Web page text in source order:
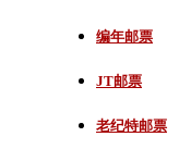
编年邮票
JT邮票
老纪特邮票